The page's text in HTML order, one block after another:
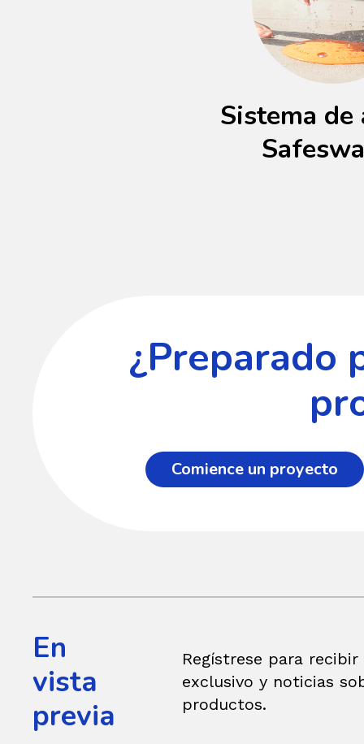
Sistema de
¿Preparado
Comience un proyecto
En
vista
previa
Regístrese para
exclusivo y noticias
productos.